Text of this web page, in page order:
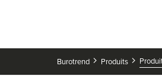
Burotrend Produits